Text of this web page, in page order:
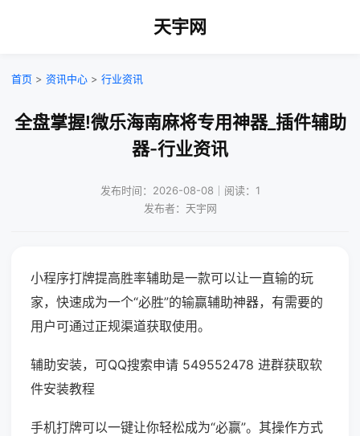
天宇网
首页 > 资讯中心 > 行业资讯
全盘掌握!微乐海南麻将专用神器_插件辅助
器-行业资讯
发布时间：2026-08-08｜阅读：1
发布者：天宇网
小程序打牌提高胜率辅助是一款可以让一直输的玩
家，快速成为一个“必胜”的输赢辅助神器，有需要的
用户可通过正规渠道获取使用。
辅助安装，可QQ搜索申请 549552478 进群获取软
件安装教程
手机打牌可以一键让你轻松成为“必赢”。其操作方式